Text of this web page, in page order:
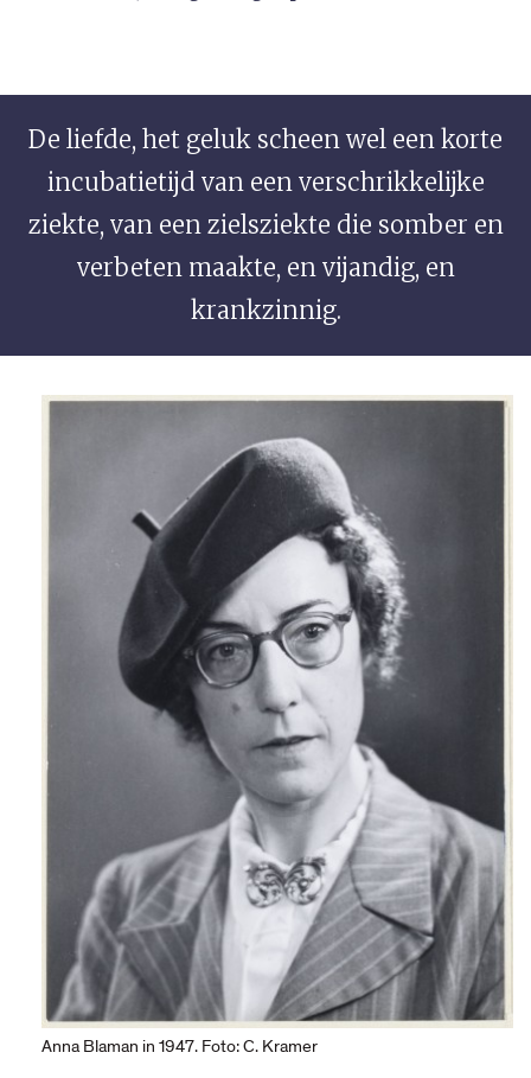
De liefde, het geluk scheen wel een korte
incubatietijd van een verschrikkelijke
ziekte, van een zielsziekte die somber en
verbeten maakte, en vijandig, en
krankzinnig.
Anna Blaman in 1947. Foto: C. Kramer